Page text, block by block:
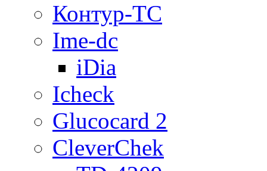
Контур-ТС
Ime-dc
iDia
Icheck
Glucocard 2
CleverChek